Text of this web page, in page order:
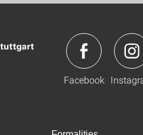
Facebook